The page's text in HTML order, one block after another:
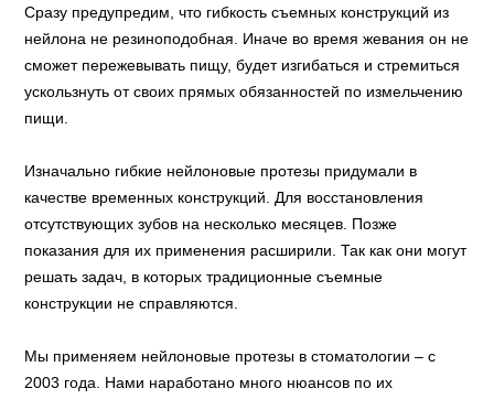
Сразу предупредим, что гибкость съемных конструкций из
нейлона не резиноподобная. Иначе во время жевания он не
сможет пережевывать пищу, будет изгибаться и стремиться
ускользнуть от своих прямых обязанностей по измельчению
пищи.
Изначально гибкие нейлоновые протезы придумали в
качестве временных конструкций. Для восстановления
отсутствующих зубов на несколько месяцев. Позже
показания для их применения расширили. Так как они могут
решать задач, в которых традиционные съемные
конструкции не справляются.
Мы применяем нейлоновые протезы в стоматологии – с
2003 года. Нами наработано много нюансов по их